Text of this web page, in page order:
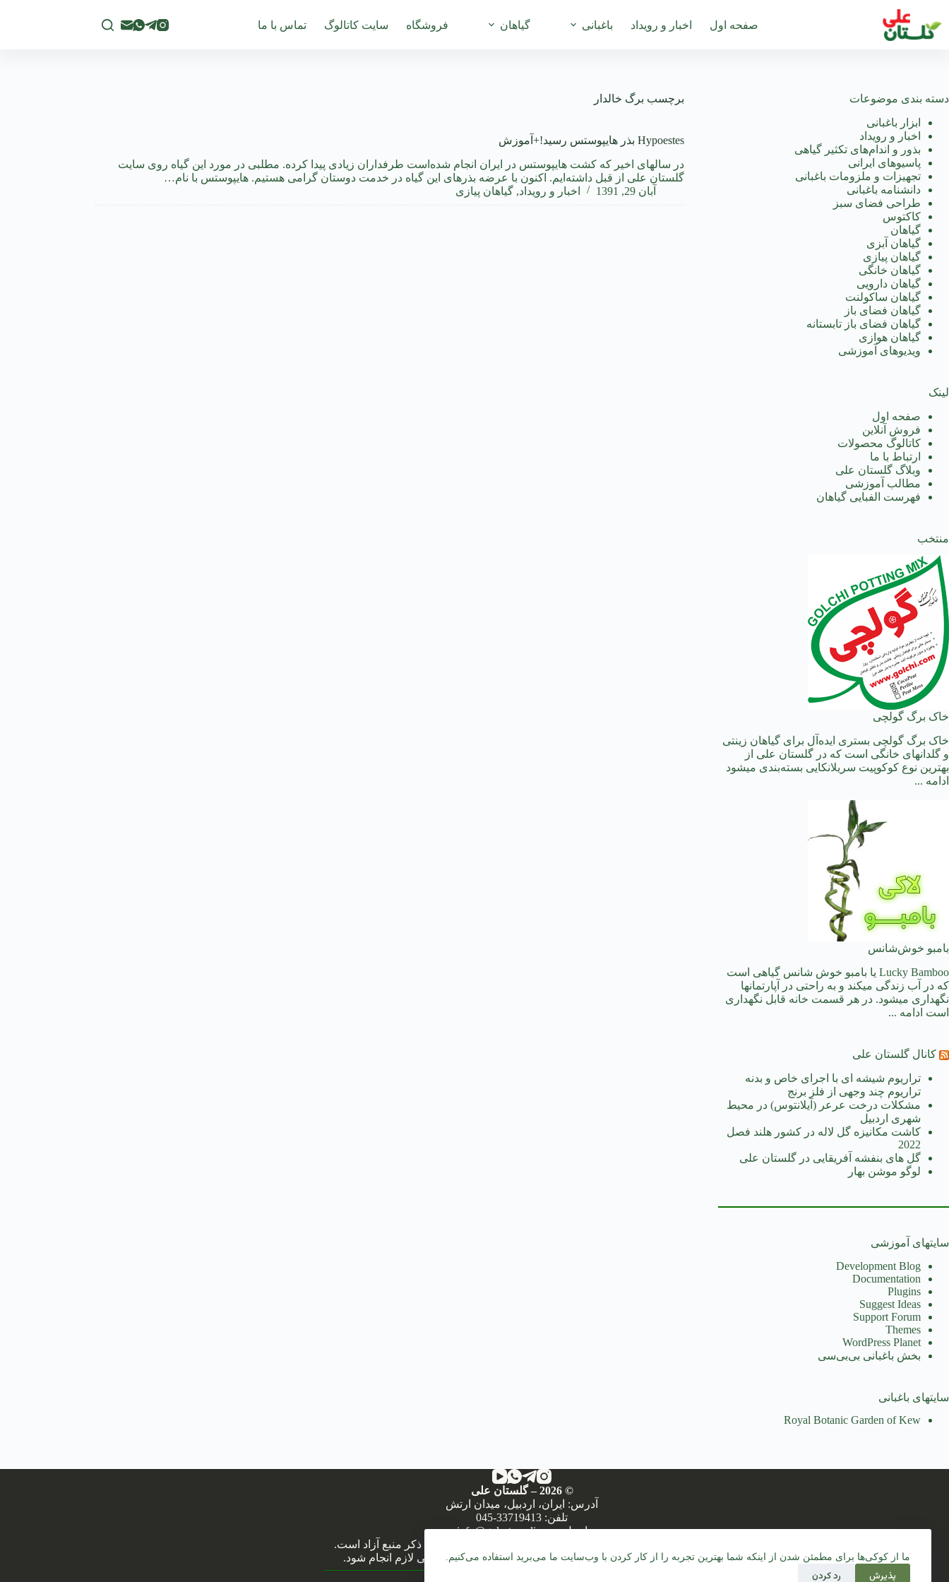
محتوا
ما از کوکی‌ها برای مطمئن شدن از اینکه شما بهترین تجربه را از کار کردن با وب‌سایت ما می‌برید استفاده می‌کنیم.
پذیرش رد کردن
صفحه اول اخبار و رویداد باغبانی گیاهان فروشگاه سایت کاتالوگ تماس با ما
برچسب برگ خالدار
Hypoestes بذر هایپوستس رسید!+آموزش
در سالهای اخیر که کشت هایپوستس در ایران انجام شده‌است طرفداران زیادی پیدا کرده. مطلبی در مورد این گیاه روی سایت
گلستان علی از قبل داشته‌ایم. اکنون با عرضه بذرهای این گیاه در خدمت دوستان گرامی هستیم. هایپوستس با نام…
آبان 29, 1391
اخبار و رویداد, گیاهان پیازی
دسته بندی موضوعات
ابزار باغبانی
اخبار و رویداد
بذور و اندام‌های تکثیر گیاهی
پاسیوهای ایرانی
تجهیزات و ملزومات باغبانی
دانشنامه باغبانی
طراحی فضای سبز
کاکتوس
گیاهان
گیاهان آبزی
گیاهان پیازی
گیاهان خانگی
گیاهان دارویی
گیاهان ساکولنت
گیاهان فضای باز
گیاهان فضای باز تابستانه
گیاهان هوازی
ویدیوهای آموزشی
لینک
صفحه اول
فروش آنلاین
کاتالوگ محصولات
ارتباط با ما
وبلاگ گلستان علی
مطالب آموزشی
فهرست الفبایی گیاهان
منتخب
خاک برگ گولچی
خاک برگ گولچی بستری ایده‌آل برای گیاهان زینتی
و گلدانهای خانگی است که در گلستان علی از
بهترین نوع کوکوپیت سریلانکایی بسته‌بندی میشود
ادامه ...
بامبو خوش‌شانس
Lucky Bamboo یا بامبو خوش شانس گیاهی است
که در آب زندگی میکند و به راحتی در آپارتمانها
نگهداری میشود. در هر قسمت خانه قابل نگهداری
است ادامه ...
کانال گلستان علی
تراریوم شیشه ای با اجرای خاص و بدنه
تراریوم چند وجهی از فلز برنج
مشکلات درخت عرعر (آیلانتوس) در محیط
شهری اردبیل
کاشت مکانیزه گل لاله در کشور هلند فصل
2022
گل های بنفشه آفریقایی در گلستان علی
لوگو موشن بهار
سایتهای آموزشی
Development Blog
Documentation
Plugins
Suggest Ideas
Support Forum
Themes
WordPress Planet
بخش باغبانی بی‌بی‌سی
سایتهای باغبانی
Royal Botanic Garden of Kew
©
2026 – گلستان علی
آدرس: ایران، اردبیل، میدان ارتش
تلفن: 045-33719413
ایمیل:info@golestan-ali.com
استفاده از مطالب سایت گلستان علی در رسانه‌های آموزشی با ذکر منبع آزاد است.
برای استفاده در رسانه‌های چاپی، لطفاً پیش از انتشار هماهنگی لازم انجام شود.